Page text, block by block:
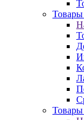
Товары